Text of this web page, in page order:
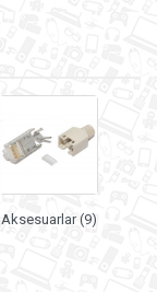
Aksesuarlar (9)